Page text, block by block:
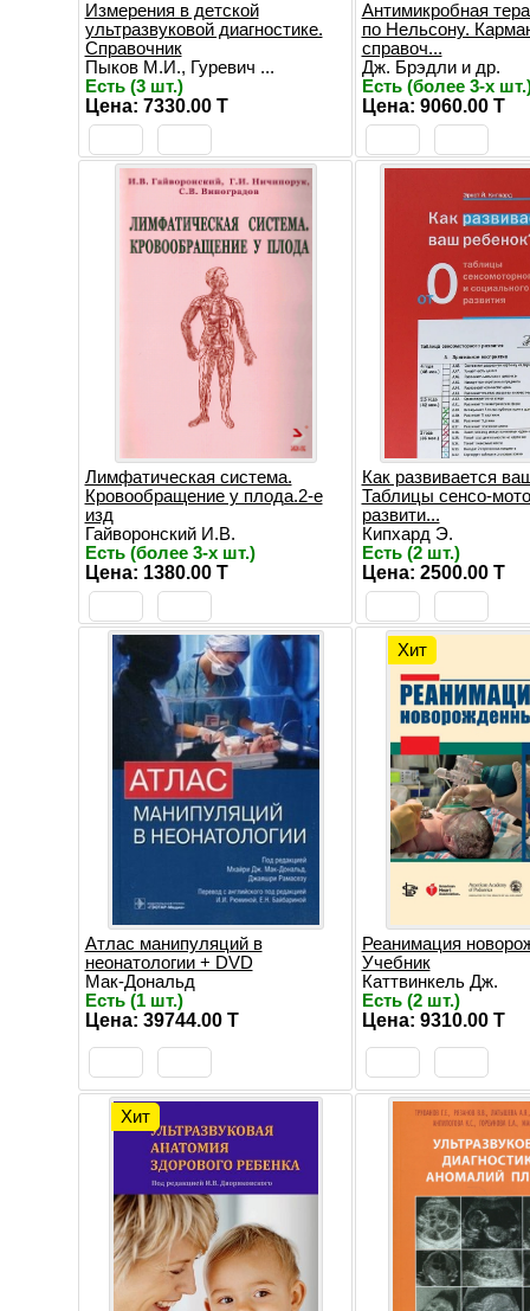
Измерения в детской
ультразвуковой диагностике.
Справочник
Пыков М.И., Гуревич ...
Есть (3 шт.)
Цена: 7330.00 T
Антимикробная
по Нельсону.
справоч...
Дж. Брэдли и др.
Есть (более 3-х
Цена: 9060.00 T
Лимфатическая сиcтема.
Кровообращение у плода.2-е
изд
Гайворонский И.В.
Есть (более 3-х шт.)
Цена: 1380.00 T
Как развивается
Таблицы сенсо-
развити...
Кипхард Э.
Есть (2 шт.)
Цена: 2500.00 T
Атлас манипуляций в
неонатологии + DVD
Мак-Дональд
Есть (1 шт.)
Цена: 39744.00 T
Хит
Реанимация
Учебник
Каттвинкель Дж.
Есть (2 шт.)
Цена: 9310.00 T
Хит